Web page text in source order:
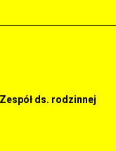
ds. rodzinnej